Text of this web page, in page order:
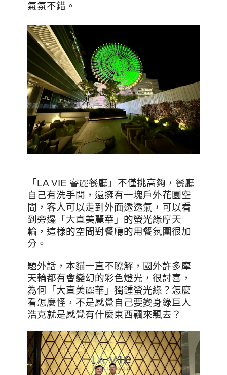
氣氛不錯。
「LA VIE 睿麗餐廳」不僅挑高夠，餐廳
自己有洗手間，還擁有一塊戶外花園空
間，客人可以走到外面透透氣，可以看
到旁邊「大直美麗華」的螢光綠摩天
輪，這樣的空間對餐廳的用餐氛圍很加
分。
題外話，本貓一直不瞭解，國外許多摩
天輪都有會變幻的彩色燈光，很討喜，
為何「大直美麗華」獨鍾螢光綠？怎麼
看怎麼怪，不是感覺自己要變身綠巨人
浩克就是感覺有什麼東西飄來飄去？